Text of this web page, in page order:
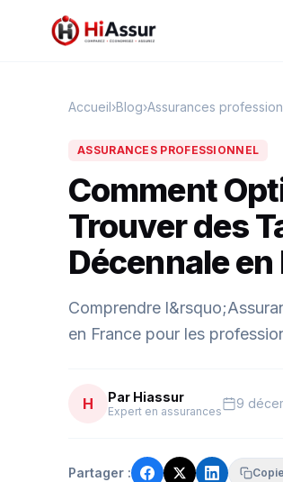
Accueil›Blog›Assurances
ASSURANCES PROFESSIONNEL
Comment
Trouver des
Décennale en
Comprendre
en France pour les
H Par Hiassur
Expert en assurances 9
Partager :